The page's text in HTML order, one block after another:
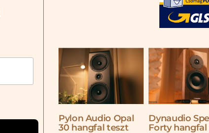
Pylon Audio Opal
30 hangfal teszt
Dynaudio
Forty